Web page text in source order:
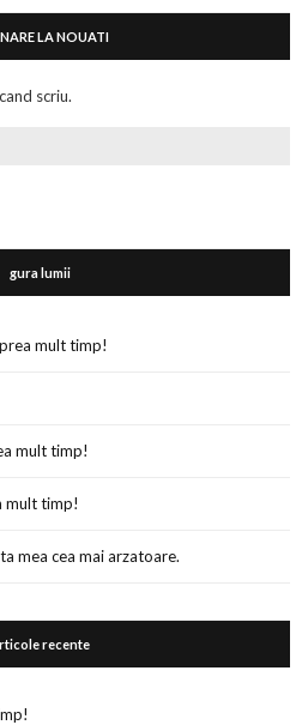
LA NOUATI
scriu.
gura lumii
mult timp!
mult timp!
mult timp!
mea cea mai arzatoare.
recente